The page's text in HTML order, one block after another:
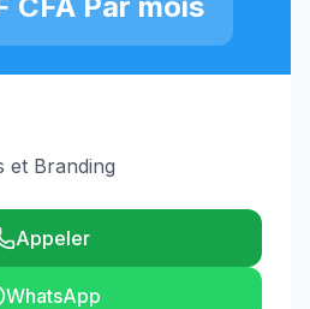
et Branding
Appeler
WhatsApp